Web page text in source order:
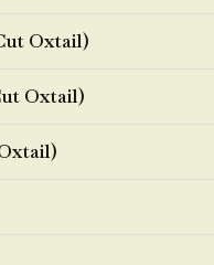
Oxtail)
Oxtail)